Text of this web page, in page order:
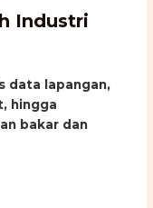
Industri
data lapangan,
hingga
bakar dan